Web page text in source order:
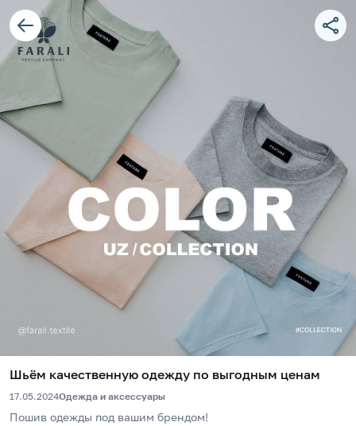
Шьём качественную одежду по выгодным ценам
17.05.2024Одежда и аксессуары
Пошив одежды под вашим брендом!